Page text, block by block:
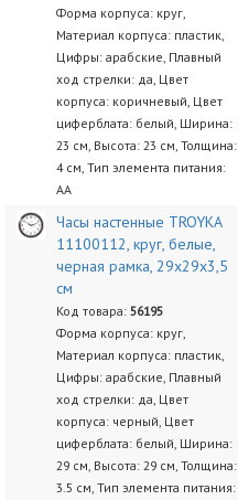
Форма корпуса: круг,
Материал корпуса: пластик,
Цифры: арабские, Плавный
ход стрелки: да, Цвет
корпуса: коричневый, Цвет
циферблата: белый, Ширина:
23 см, Высота: 23 см, Толщина:
4 см, Тип элемента питания:
AA
Часы настенные TROYKA
11100112, круг, белые,
черная рамка, 29х29х3,5
см
Код товара: 56195
Форма корпуса: круг,
Материал корпуса: пластик,
Цифры: арабские, Плавный
ход стрелки: да, Цвет
корпуса: черный, Цвет
циферблата: белый, Ширина:
29 см, Высота: 29 см, Толщина:
3.5 см, Тип элемента питания: